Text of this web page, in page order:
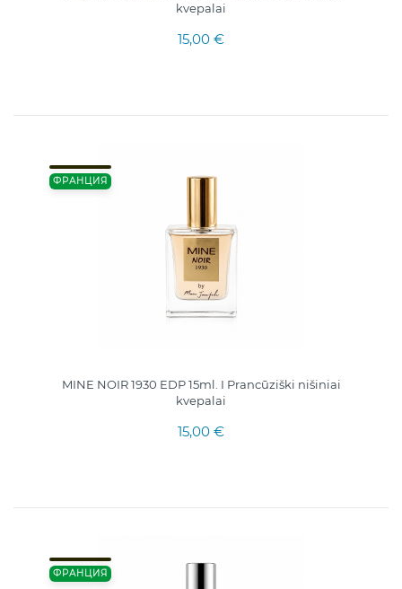
kvepalai
15,00 €
ФРАНЦИЯ
MINE NOIR 1930 EDP 15ml. I Prancūziški nišiniai
kvepalai
15,00 €
ФРАНЦИЯ